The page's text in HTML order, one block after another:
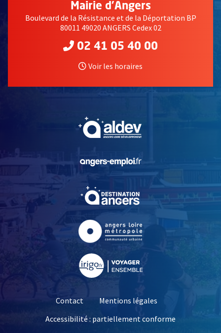
Mairie d'Angers
Boulevard de la Résistance et de la Déportation BP
80011 49020 ANGERS Cedex 02
02 41 05 40 00
Voir les horaires
, Ouvre une nouvelle
, Ouvre une nouvelle
Contact
Mentions légales
Accessibilité : partiellement conforme